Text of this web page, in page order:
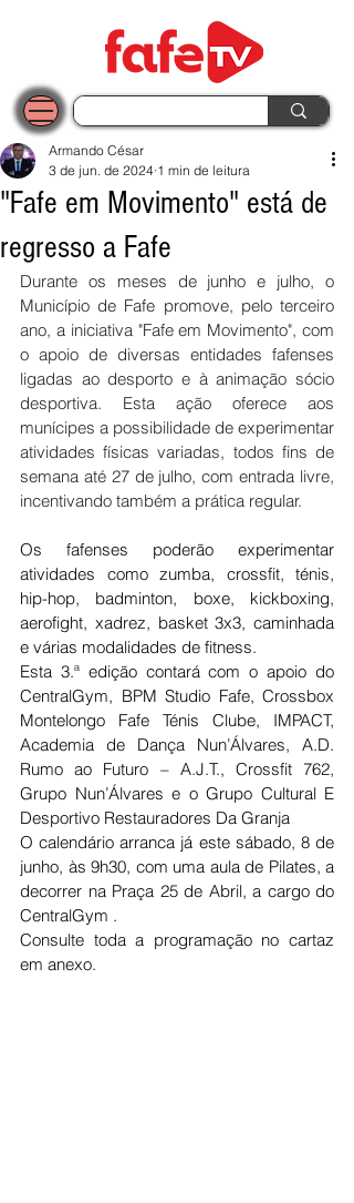
"Fafe em Movimento" está de
regresso a Fafe
Armando César
3 de jun. de 2024 1 min de leitura
Durante os meses de junho e julho, o
Município de Fafe promove, pelo terceiro
ano, a iniciativa "Fafe em Movimento", com
o apoio de diversas entidades fafenses
ligadas ao desporto e à animação sócio
desportiva. Esta ação oferece aos
munícipes a possibilidade de experimentar
atividades físicas variadas, todos fins de
semana até 27 de julho, com entrada livre,
incentivando também a prática regular.
Os fafenses poderão experimentar
atividades como zumba, crossfit, ténis,
hip-hop, badminton, boxe, kickboxing,
aerofight, xadrez, basket 3x3, caminhada
e várias modalidades de fitness.
Esta 3.ª edição contará com o apoio do
CentralGym, BPM Studio Fafe, Crossbox
Montelongo Fafe Ténis Clube, IMPACT,
Academia de Dança Nun’Álvares, A.D.
Rumo ao Futuro – A.J.T., Crossfit 762,
Grupo Nun’Álvares e o Grupo Cultural E
Desportivo Restauradores Da Granja
O calendário arranca já este sábado, 8 de
junho, às 9h30, com uma aula de Pilates, a
decorrer na Praça 25 de Abril, a cargo do
CentralGym .
Consulte toda a programação no cartaz
em anexo.